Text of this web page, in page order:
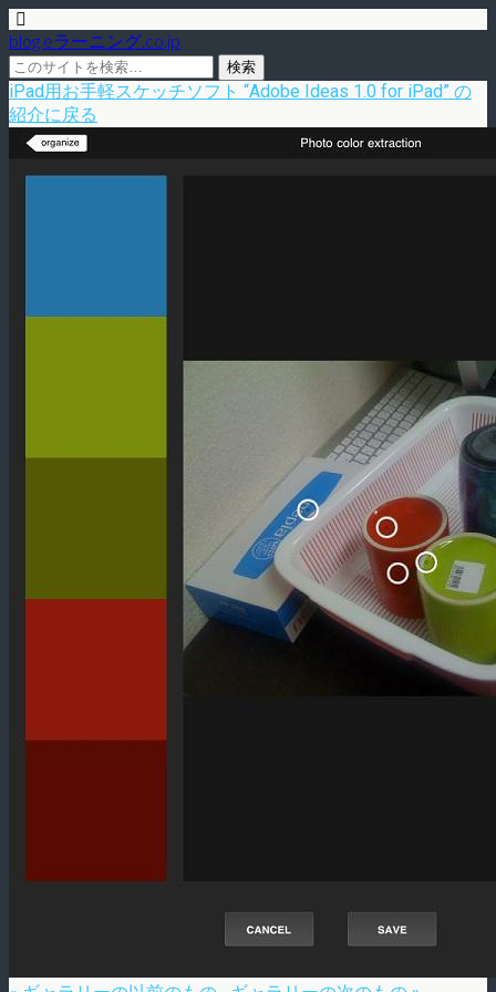
blog.eラーニング.co.jp
iPad用お手軽スケッチソフト “Adobe Ideas 1.0 for iPad” の
紹介に戻る